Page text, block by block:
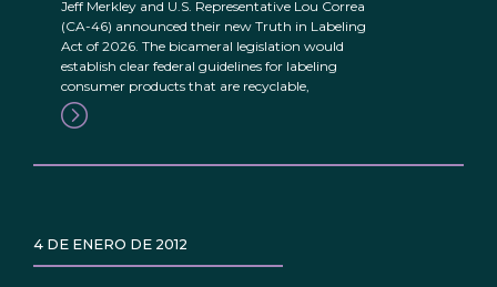
Jeff Merkley and U.S. Representative Lou Correa
(CA-46) announced their new Truth in Labeling
Act of 2026. The bicameral legislation would
establish clear federal guidelines for labeling
consumer products that are recyclable,
4 DE ENERO DE 2012